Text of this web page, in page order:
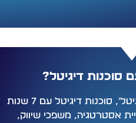
סוכנות דיגיטל?
נעים להכיר, אנחנו 'אריקס דיגיטל', סוכנות דיגיטל עם 7 שנות
אסטרטגיה, משפכי שיווק,